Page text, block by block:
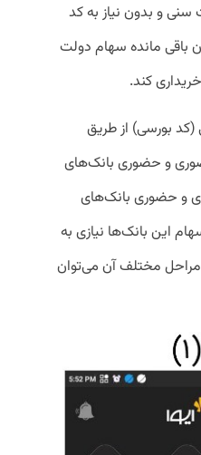
سنی و بدون نیاز به کد
می‌تواند تا سقف ۲ میلیون تومان باقی مانده سهام دولت
کند.
بورسی) از طریق
و حضوری بانک‏‌های
و حضوری بانک‌های
این بانک‌ها نیازی به
مختلف آن می‌توان